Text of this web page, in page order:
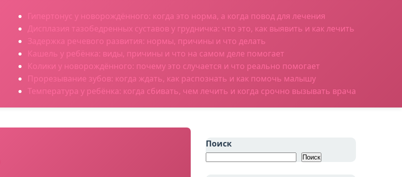
Гипертонус у новорождённого: когда это норма, а когда повод для лечения
Дисплазия тазобедренных суставов у грудничка: что это, как выявить и как лечить
Задержка речевого развития: нормы, причины и что делать
Кашель у ребёнка: виды, причины и что на самом деле помогает
Колики у новорождённого: почему это случается и что реально помогает
Прорезывание зубов: когда ждать, как распознать и как помочь малышу
Температура у ребёнка: когда сбивать, чем лечить и когда срочно вызывать врача
Поиск
Поиск